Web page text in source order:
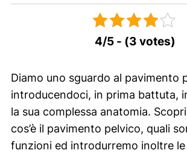
4/5 - (3 votes)
Diamo uno sguardo al pavimento
introducendoci, in prima battuta,
la sua complessa anatomia.
cos’è il pavimento pelvico, quali
funzioni ed introdurremo inoltre